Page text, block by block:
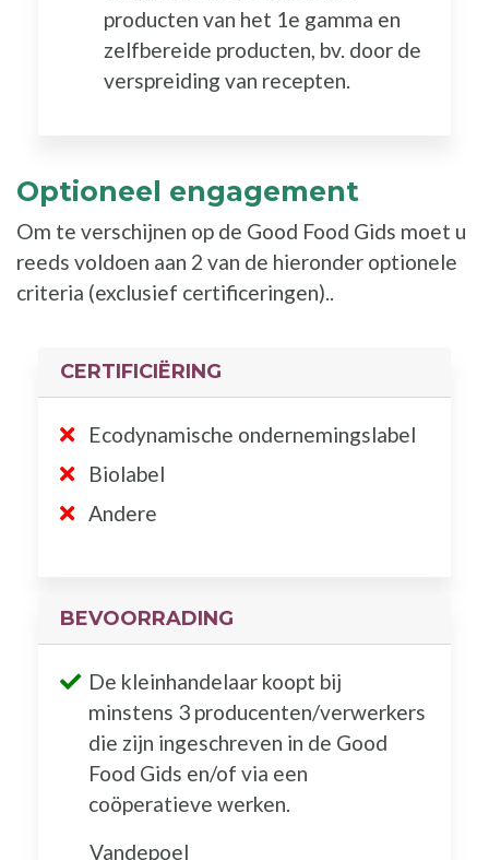
producten van het 1e gamma en
zelfbereide producten, bv. door de
verspreiding van recepten.
Optioneel engagement
Om te verschijnen op de Good Food Gids moet u
reeds voldoen aan 2 van de hieronder optionele
criteria (exclusief certificeringen)..
CERTIFICIËRING
Ecodynamische ondernemingslabel
Biolabel
Andere
BEVOORRADING
De kleinhandelaar koopt bij
minstens 3 producenten/verwerkers
die zijn ingeschreven in de Good
Food Gids en/of via een
coöperatieve werken.
Vandepoel